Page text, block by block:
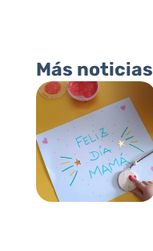
Más noticias